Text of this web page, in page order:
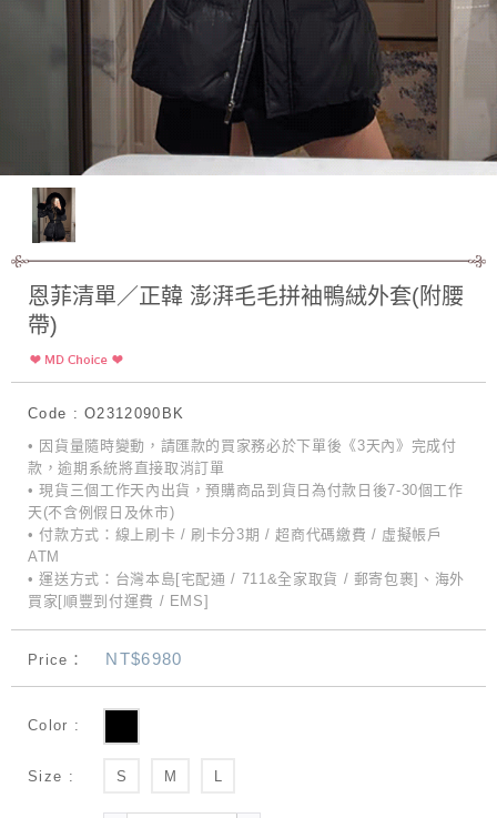
恩菲清單／正韓 澎湃毛毛拼袖鴨絨外套(附腰
帶)
Code : O2312090BK
• 因貨量隨時變動，請匯款的買家務必於下單後《3天內》完成付
款，逾期系統將直接取消訂單
• 現貨三個工作天內出貨，預購商品到貨日為付款日後7-30個工作
天(不含例假日及休市)
• 付款方式：線上刷卡 / 刷卡分3期 / 超商代碼繳費 / 虛擬帳戶
ATM
• 運送方式：台灣本島[宅配通 / 711&全家取貨 / 郵寄包裹]、海外
買家[順豐到付運費 / EMS]
Price： NT$6980
Color :
Size : S M L